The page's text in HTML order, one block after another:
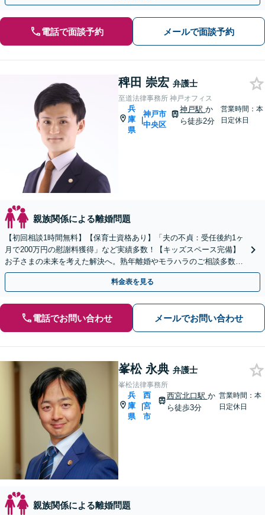
電話で面談予約 メールで面談予約
稗田 崇宏 弁護士
至道法律事務所 神戸オフィス
兵
庫
県
|
神戸市
中央区
神戸駅 か
ら徒歩2分
営業時間：本
日定休日
親族関係による離婚問題
【初回相談1時間無料】【保育士資格あり】「夫の不貞：受任後約1ヶ
月で200万円の慰謝料獲得」など実績多数！【キッズスペース完備】
お子さまの未来を考えた解決へ。熟年離婚やモラハラのご相談多数
【Web面談・電話相談・夜間相談OK】
料金表を見る
電話でお問い合わせ メールでお問い合わせ
峯松 永典 弁護士
峯松法律事務所
兵
庫
県
|
西
宮
市
西宮北口駅 か
ら徒歩3分
営業時間：本
日定休日
親族関係による離婚問題